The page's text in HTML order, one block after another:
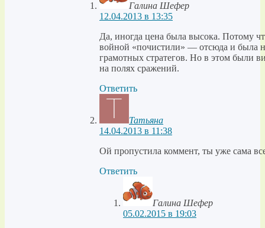
Галина Шефер
12.04.2013 в 13:35
Да, иногда цена была высока. Потому
войной «почистили» — отсюда и была
грамотных стратегов. Но в этом были
на полях сражений.
Ответить
Татьяна
14.04.2013 в 11:38
Ой пропустила коммент, ты уже сама
Ответить
Галина Шефер
05.02.2015 в 19:03